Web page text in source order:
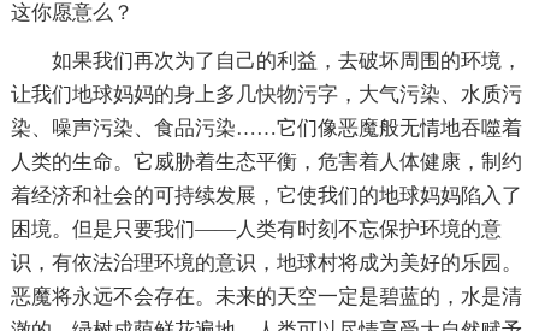
这你愿意么？
如果我们再次为了自己的利益，去破坏周围的环境，
让我们地球妈妈的身上多几快物污字，大气污染、水质污
染、噪声污染、食品污染……它们像恶魔般无情地吞噬着
人类的生命。它威胁着生态平衡，危害着人体健康，制约
着经济和社会的可持续发展，它使我们的地球妈妈陷入了
困境。但是只要我们――人类有时刻不忘保护环境的意
识，有依法治理环境的意识，地球村将成为美好的乐园。
恶魔将永远不会存在。未来的天空一定是碧蓝的，水是清